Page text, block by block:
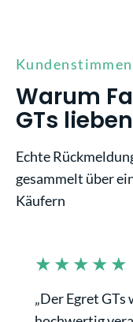
Warum
GTs lieben
Echte
gesammelt über
Käufern
★★★★★
„Der Egret